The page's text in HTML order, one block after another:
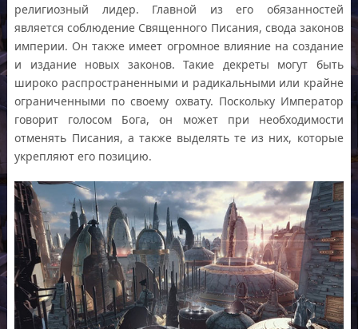
религиозный лидер. Главной из его обязанностей
является соблюдение Священного Писания, свода законов
империи. Он также имеет огромное влияние на создание
и издание новых законов. Такие декреты могут быть
широко распространенными и радикальными или крайне
ограниченными по своему охвату. Поскольку Император
говорит голосом Бога, он может при необходимости
отменять Писания, а также выделять те из них, которые
укрепляют его позицию.